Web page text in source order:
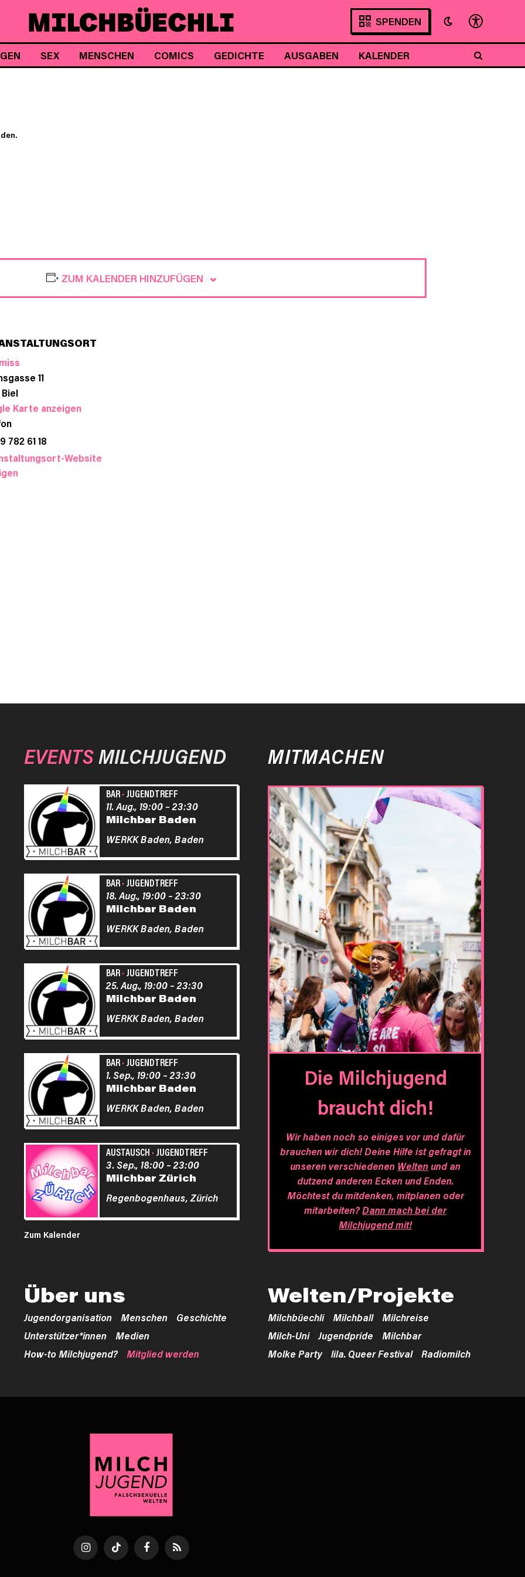
SPENDEN
SEX MENSCHEN COMICS GEDICHTE AUSGABEN KALENDER
ZUM KALENDER HINZUFÜGEN
11
Biel
Karte anzeigen
782 61 18
Website
EVENTSMILCHJUGEND
BAR· JUGENDTREFF
Milchbar Baden
11. Aug., 19:00 –23:30
WERKK Baden,Baden
BAR· JUGENDTREFF
Milchbar Baden
18. Aug., 19:00 –23:30
WERKK Baden,Baden
BAR· JUGENDTREFF
Milchbar Baden
25. Aug., 19:00 –23:30
WERKK Baden,Baden
BAR· JUGENDTREFF
Milchbar Baden
1. Sep., 19:00 –23:30
WERKK Baden,Baden
AUSTAUSCH · JUGENDTREFF
Milchbar Zürich
3. Sep., 18:00 –23:00
Regenbogenhaus,Zürich
Zum Kalender
MITMACHEN
Die Milchjugend
braucht dich!
Wir haben noch so einiges vor und dafür
brauchen wir dich! Deine Hilfe ist gefragt in
unseren verschiedenen Weltenund an
dutzend anderen Ecken und Enden.
Möchtest du mitdenken, mitplanen oder
mitarbeiten?Dann mach bei der
Milchjugend mit!
Über uns
Jugendorganisation Menschen
Geschichte
Unterstützer*innen
Medien
How-to Milchjugend?
Mitglied werden
Welten/Projekte
Milchbüechli Milchball
Milchreise
Milch-Uni
Jugendpride
Milchbar
Molke Party
lila. Queer Festival Radiomilch
InstagramTikTok FacebookRSS